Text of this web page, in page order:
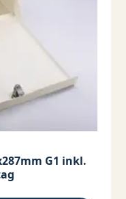
G1 inkl.